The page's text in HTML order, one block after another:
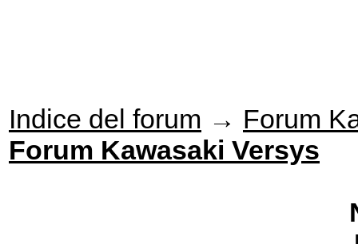
Indice del forum → Forum
Forum Kawasaki Versys